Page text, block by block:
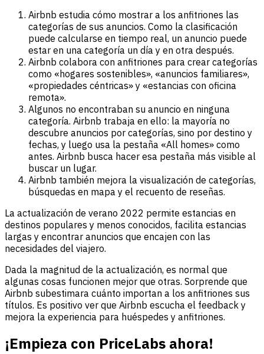
Airbnb estudia cómo mostrar a los anfitriones las
categorías de sus anuncios. Como la clasificación
puede calcularse en tiempo real, un anuncio puede
estar en una categoría un día y en otra después.
Airbnb colabora con anfitriones para crear categorías
como «hogares sostenibles», «anuncios familiares»,
«propiedades céntricas» y «estancias con oficina
remota».
Algunos no encontraban su anuncio en ninguna
categoría. Airbnb trabaja en ello: la mayoría no
descubre anuncios por categorías, sino por destino y
fechas, y luego usa la pestaña «All homes» como
antes. Airbnb busca hacer esa pestaña más visible al
buscar un lugar.
Airbnb también mejora la visualización de categorías,
búsquedas en mapa y el recuento de reseñas.
La actualización de verano 2022 permite estancias en
destinos populares y menos conocidos, facilita estancias
largas y encontrar anuncios que encajen con las
necesidades del viajero.
Dada la magnitud de la actualización, es normal que
algunas cosas funcionen mejor que otras. Sorprende que
Airbnb subestimara cuánto importan a los anfitriones sus
títulos. Es positivo ver que Airbnb escucha el feedback y
mejora la experiencia para huéspedes y anfitriones.
¡Empieza con PriceLabs ahora!